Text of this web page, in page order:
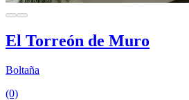
El Torreón de Muro
Boltaña
(0)